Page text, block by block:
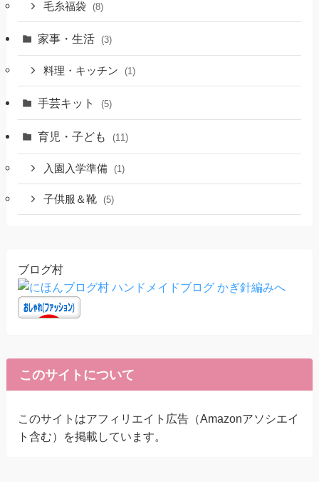
毛糸福袋 (8)
家事・生活 (3)
料理・キッチン (1)
手芸キット (5)
育児・子ども (11)
入園入学準備 (1)
子供服＆靴 (5)
ブログ村
このサイトについて
このサイトはアフィリエイト広告（Amazonアソシエイ
ト含む）を掲載しています。